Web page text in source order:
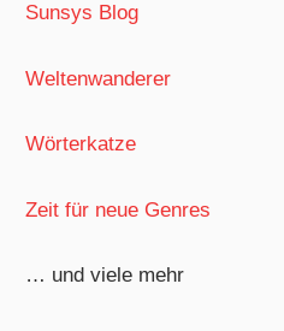
Sunsys Blog
Weltenwanderer
Wörterkatze
Zeit für neue Genres
… und viele mehr